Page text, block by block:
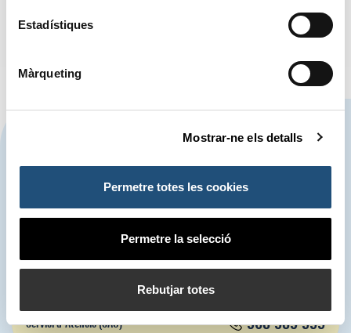
Estadístiques
Màrqueting
Mostrar-ne els detalls
Permetre totes les cookies
Permetre la selecció
Rebutjar totes
CONTACTA'NS
963 939 500
900 859 573*
Servici d'Atenció (SAC) 963 939 555